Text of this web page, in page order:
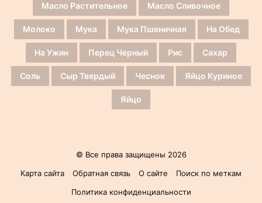
Масло Растительное Масло Сливочное
Молоко Мука Мука Пшеничная На Обед
На Ужин Перец Черный Рис Сахар
Соль Сыр Твердый Чеснок Яйцо Куриное
Яйцо
© Все права защищены 2026
Карта сайта
Обратная связь О сайте
Поиск по меткам
Политика конфиденциальности